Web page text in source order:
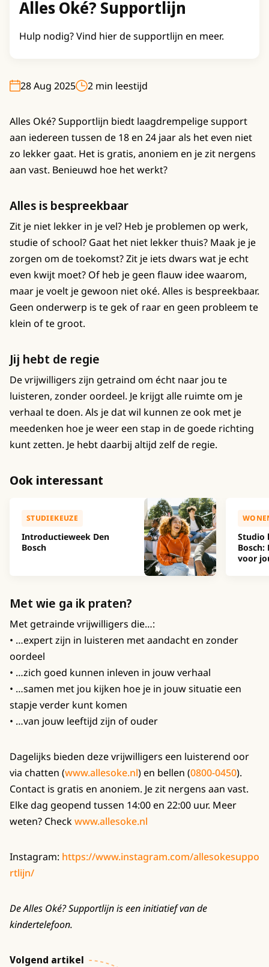
Alles Oké? Supportlijn
Hulp nodig? Vind hier de supportlijn en meer.
28 Aug 2025 2 min leestijd
Alles Oké? Supportlijn biedt laagdrempelige support
aan iedereen tussen de 18 en 24 jaar als het even niet
zo lekker gaat. Het is gratis, anoniem en je zit nergens
aan vast. Benieuwd hoe het werkt?
Alles is bespreekbaar
Zit je niet lekker in je vel? Heb je problemen op werk,
studie of school? Gaat het niet lekker thuis? Maak je je
zorgen om de toekomst? Zit je iets dwars wat je echt
even kwijt moet? Of heb je geen flauw idee waarom,
maar je voelt je gewoon niet oké. Alles is bespreekbaar.
Geen onderwerp is te gek of raar en geen probleem te
klein of te groot.
Jij hebt de regie
De vrijwilligers zijn getraind om écht naar jou te
luisteren, zonder oordeel. Je krijgt alle ruimte om je
verhaal te doen. Als je dat wil kunnen ze ook met je
meedenken hoe je weer een stap in de goede richting
kunt zetten. Je hebt daarbij altijd zelf de regie.
Ook interessant
STUDIEKEUZE
Introductieweek Den
Bosch
Studio
Bosch:
voor
Met wie ga ik praten?
Met getrainde vrijwilligers die…:
• …expert zijn in luisteren met aandacht en zonder
oordeel
• …zich goed kunnen inleven in jouw verhaal
• …samen met jou kijken hoe je in jouw situatie een
stapje verder kunt komen
• …van jouw leeftijd zijn of ouder
Dagelijks bieden deze vrijwilligers een luisterend oor
via chatten (www.allesoke.nl) en bellen (0800-0450).
Contact is gratis en anoniem. Je zit nergens aan vast.
Elke dag geopend tussen 14:00 en 22:00 uur. Meer
weten? Checkwww.allesoke.nl
Instagram: https://www.instagram.com/allesokesuppo
rtlijn/
De Alles Oké? Supportlijn is een initiatief van de
kindertelefoon.
Volgend artikel